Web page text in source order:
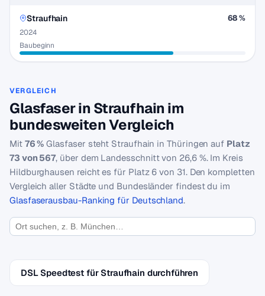
Straufhain
2024
Baubeginn
68 %
VERGLEICH
Glasfaser in Straufhain im
bundesweiten Vergleich
Mit 76 % Glasfaser steht Straufhain in Thüringen auf Platz
73 von 567, über dem Landesschnitt von 26,6 %. Im Kreis
Hildburghausen reicht es für Platz 6 von 31. Den kompletten
Vergleich aller Städte und Bundesländer findest du im
Glasfaserausbau-Ranking für Deutschland.
DSL Speedtest für Straufhain durchführen